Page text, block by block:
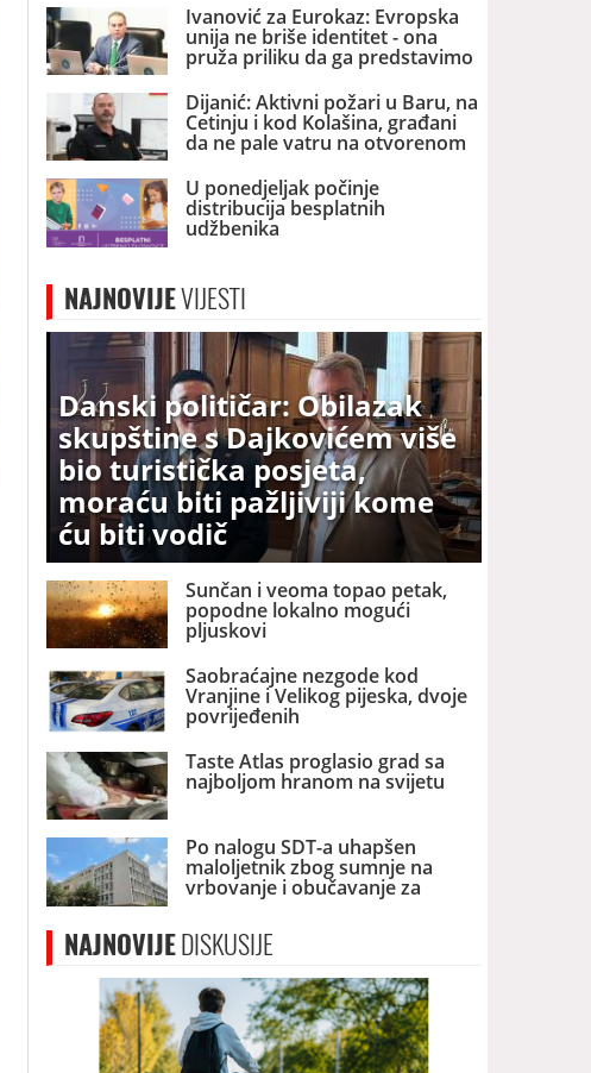
Ivanović za Eurokaz: Evropska
unija ne briše identitet - ona
pruža priliku da ga predstavimo
Evropi i svijetu
Dijanić: Aktivni požari u Baru, na
Cetinju i kod Kolašina, građani
da ne pale vatru na otvorenom
U ponedjeljak počinje
distribucija besplatnih
udžbenika
NAJNOVIJEVIJESTI
Danski političar: Obilazak
skupštine s Dajkovićem više
bio turistička posjeta,
moraću biti pažljiviji kome
ću biti vodič
Sunčan i veoma topao petak,
popodne lokalno mogući
pljuskovi
Saobraćajne nezgode kod
Vranjine i Velikog pijeska, dvoje
povrijeđenih
Taste Atlas proglasio grad sa
najboljom hranom na svijetu
Po nalogu SDT-a uhapšen
maloljetnik zbog sumnje na
vrbovanje i obučavanje za
terorizam
NAJNOVIJEDISKUSIJE